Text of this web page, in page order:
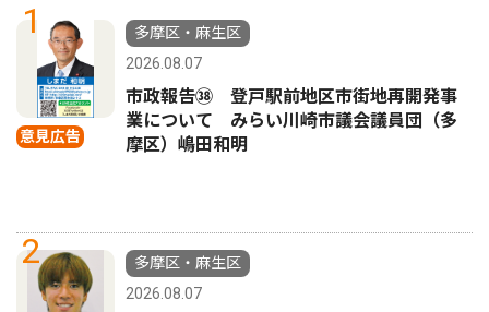
1
意見広告
多摩区・麻生区
2026.08.07
市政報告㊳ 登戸駅前地区市街地再開発事
業について みらい川崎市議会議員団（多
摩区）嶋田和明
2
多摩区・麻生区
2026.08.07